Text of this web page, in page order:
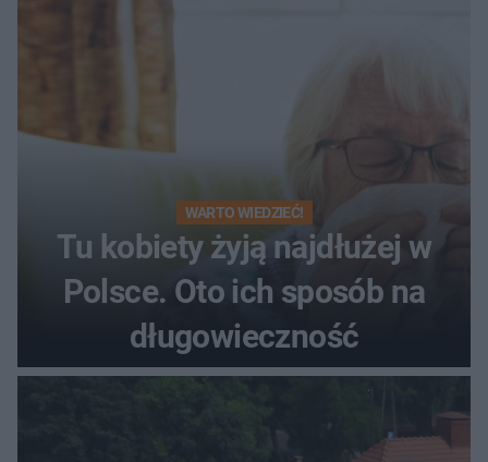
WARTO WIEDZIEĆ!
Tu kobiety żyją najdłużej w
Polsce. Oto ich sposób na
długowieczność